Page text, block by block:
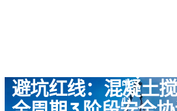
中
心
避坑红线：混凝土